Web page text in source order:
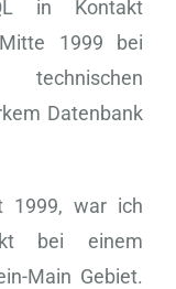
in Kontakt
1999 bei
Datenbank
1999, war ich
bei einem
Main Gebiet.